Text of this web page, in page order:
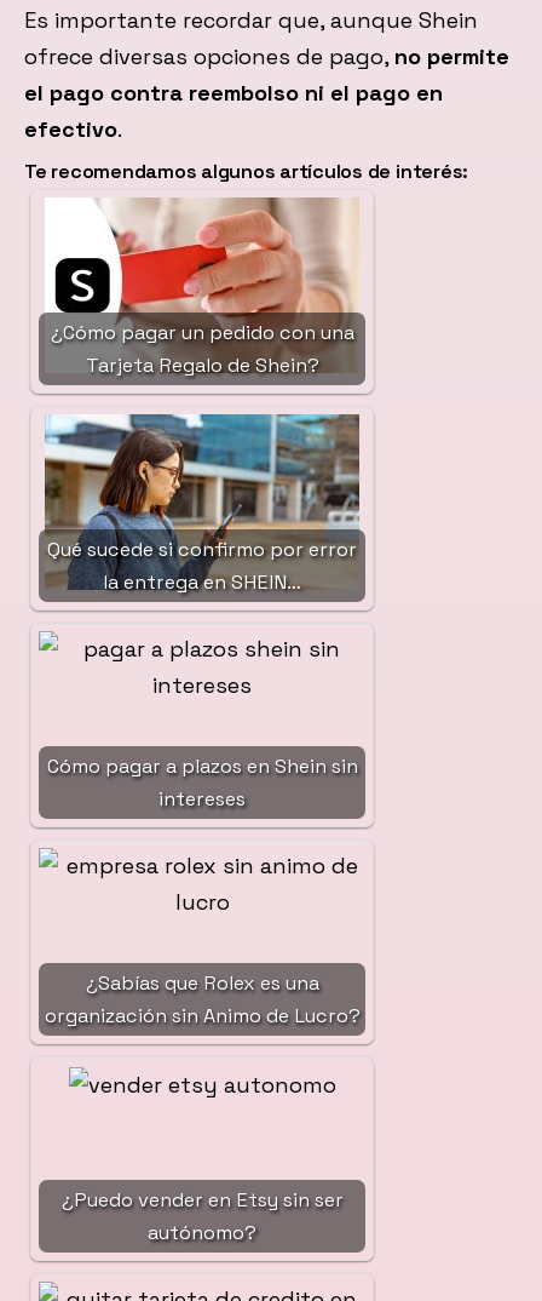
Es importante recordar que, aunque Shein
ofrece diversas opciones de pago, no permite
el pago contra reembolso ni el pago en
efectivo.
Te recomendamos algunos artículos de interés:
¿Cómo pagar un pedido con una
Tarjeta Regalo de Shein?
Qué sucede si confirmo por error
la entrega en SHEIN…
Cómo pagar a plazos en Shein sin
intereses
¿Sabías que Rolex es una
organización sin Animo de Lucro?
¿Puedo vender en Etsy sin ser
autónomo?